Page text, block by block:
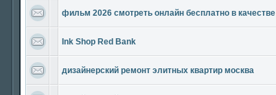
фильм 2026 смотреть онлайн бесплатно в качестве
Ink Shop Red Bank
дизайнерский ремонт элитных квартир москва